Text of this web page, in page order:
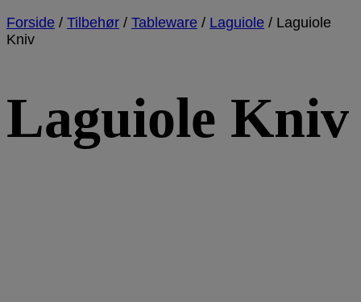
Forside / Tilbehør / Tableware / Laguiole / Laguiole
Kniv
Laguiole Kniv